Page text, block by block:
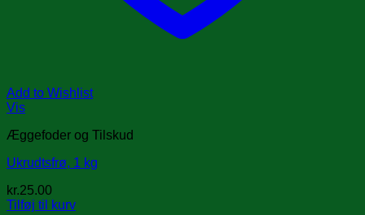
Add to Wishlist
Vis
Æggefoder og Tilskud
Ukrudtsfrø, 1 kg
kr.25.00
Tilføj til kurv